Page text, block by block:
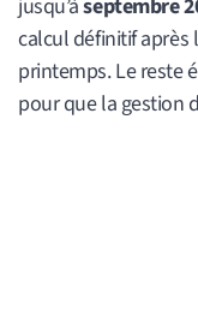
jusqu’àseptembre
calcul définitif après
printemps. Le reste
pour que la gestion